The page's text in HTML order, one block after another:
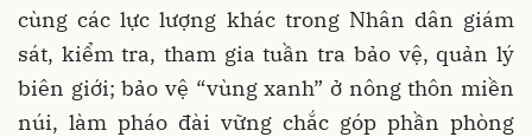
cùng các lực lượng khác trong Nhân dân giám
sát, kiểm tra, tham gia tuần tra bảo vệ, quản lý
biên giới; bảo vệ “vùng xanh” ở nông thôn miền
núi, làm pháo đài vững chắc góp phần phòng